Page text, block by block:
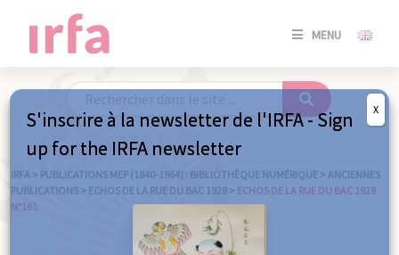
MENU
SE
/
IRFA > PUBLICATIONS MEP (1840-1964) : BIBLIOTHÈQUE NUMÉRIQUE > ANCIENNES
PUBLICATIONS > ECHOS DE LA RUE DU BAC 1928 > ECHOS DE LA RUE DU BAC 1928
N°161
S'inscrire à la newsletter de l'IRFA - Sign
up for the IRFA newsletter
X